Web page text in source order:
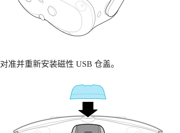
对准并重新安装磁性 USB 仓盖。